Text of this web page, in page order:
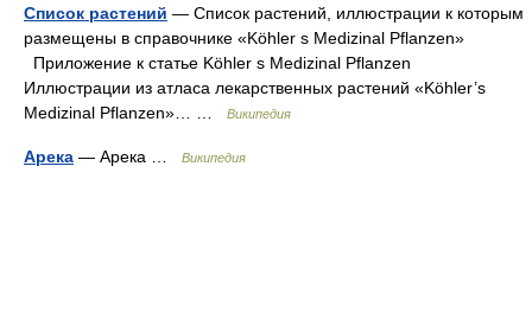
Список растений — Список растений, иллюстрации к которым
размещены в справочнике «Köhler s Medizinal Pflanzen»
Приложение к статье Köhler s Medizinal Pflanzen
Иллюстрации из атласа лекарственных растений «Köhler’s
Medizinal Pflanzen»… …
Википедия
Арека — Арека … Википедия